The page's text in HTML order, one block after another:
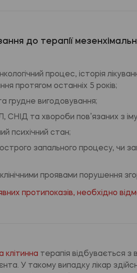
до терапії
процес, історія
протягом останніх 5 років;
грудне вигодовування;
СНІД та хвороби пов’язаних з
психічний стан;
запального процесу, чи
проявами порушення
протипоказів, необхідно
клітинна терапія відбувається з
У такому випадку лікар